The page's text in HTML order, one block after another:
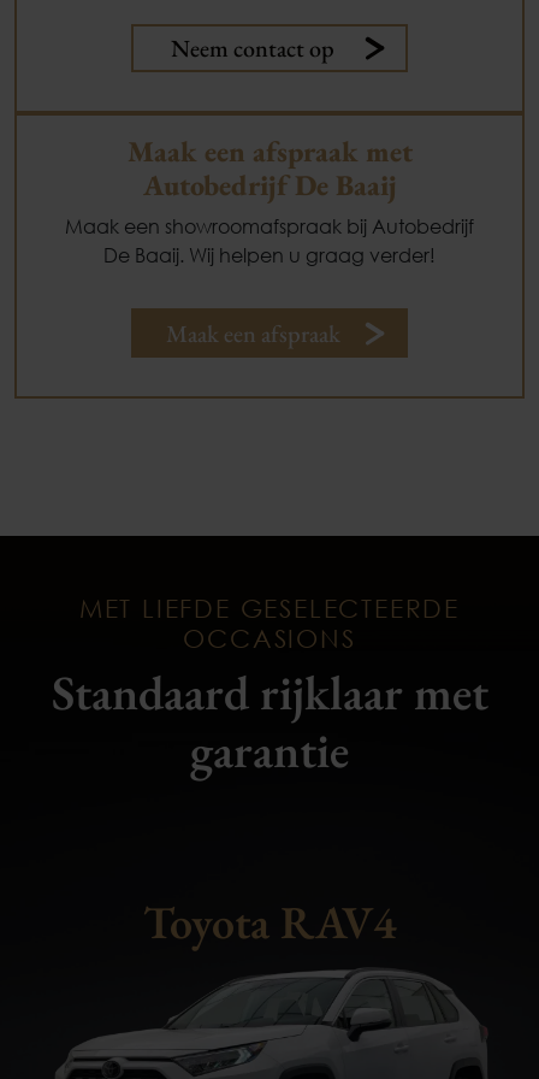
Neem contact op
Maak een afspraak met
Autobedrijf De Baaij
Maak een showroomafspraak bij Autobedrijf
De Baaij. Wij helpen u graag verder!
Maak een afspraak
MET LIEFDE GESELECTEERDE
OCCASIONS
Standaard rijklaar met
garantie
Toyota RAV4